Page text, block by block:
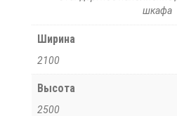
шкафа
Ширина
2100
Высота
2500